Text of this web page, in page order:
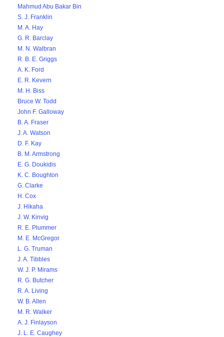
Mahmud Abu Bakar Bin
S. J. Franklin
M. A. Hay
G. R. Barclay
M. N. Walbran
R. B. E. Griggs
A. K. Ford
E. R. Kevern
M. H. Biss
Bruce W. Todd
John F. Galloway
B. A. Fraser
J. A. Watson
D. F. Kay
B. M. Armstrong
E. G. Doukidis
K. C. Boughton
G. Clarke
H. Cox
J. Hikaha
J. W. Kinvig
R. E. Plummer
M. E. McGregor
L. G. Truman
J. A. Tibbles
W. J. P. Mirams
R. G. Butcher
R. A. Living
W. B. Allen
M. R. Walker
A. J. Finlayson
J. L. E. Caughey